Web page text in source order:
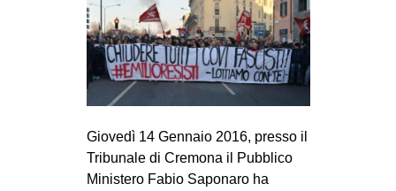
Giovedì 14 Gennaio 2016, presso il
Tribunale di Cremona il Pubblico
Ministero Fabio Saponaro ha